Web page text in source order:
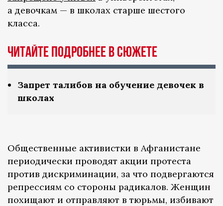
а девочкам — в школах старше шестого
класса.
Читайте подробнее в сюжете
Запрет талибов на обучение девочек в
школах
Общественные активистки в Афганистане
периодически проводят акции протеста
против дискриминации, за что подвергаются
репрессиям со стороны радикалов. Женщин
похищают и отправляют в тюрьмы, избивают